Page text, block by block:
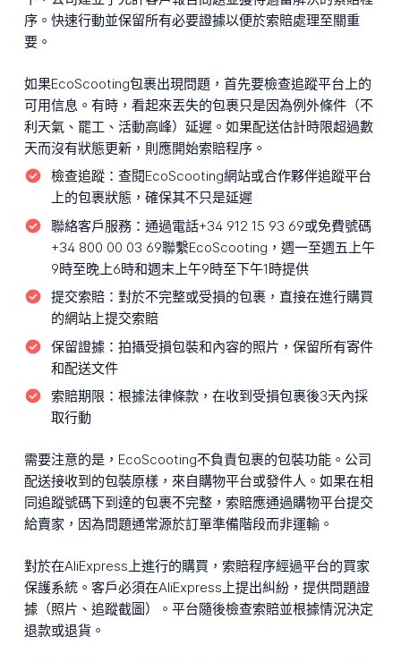
序。快速行動並保留所有必要證據以便於索賠處理至關重
要。
如果EcoScooting包裹出現問題，首先要檢查追蹤平台上的
可用信息。有時，看起來丟失的包裹只是因為例外條件（不
利天氣、罷工、活動高峰）延遲。如果配送估計時限超過數
天而沒有狀態更新，則應開始索賠程序。
檢查追蹤： 查閱EcoScooting網站或合作夥伴追蹤平台
上的包裹狀態，確保其不只是延遲
聯絡客戶服務： 通過電話+34 912 15 93 69或免費號碼
+34 800 00 03 69聯繫EcoScooting，週一至週五上午
9時至晚上6時和週末上午9時至下午1時提供
提交索賠： 對於不完整或受損的包裹，直接在進行購買
的網站上提交索賠
保留證據： 拍攝受損包裝和內容的照片，保留所有寄件
和配送文件
索賠期限： 根據法律條款，在收到受損包裹後3天內採
取行動
需要注意的是，EcoScooting不負責包裹的包裝功能。公司
配送接收到的包裝原樣，來自購物平台或發件人。如果在相
同追蹤號碼下到達的包裹不完整，索賠應通過購物平台提交
給賣家，因為問題通常源於訂單準備階段而非運輸。
對於在AliExpress上進行的購買，索賠程序經過平台的買家
保護系統。客戶必須在AliExpress上提出糾紛，提供問題證
據（照片、追蹤截圖）。平台隨後檢查索賠並根據情況決定
退款或退貨。